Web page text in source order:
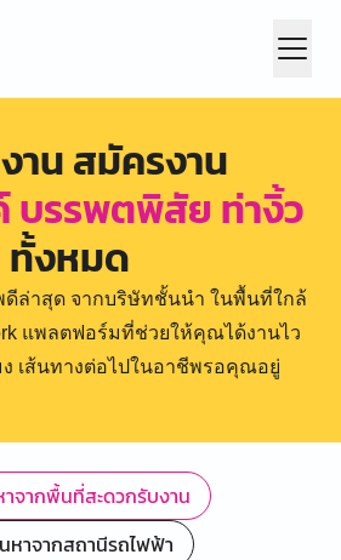
าน สมัครงาน
บรรพตพิสัย ท่างิ้ว
ทั้งหมด
ล่าสุด จากบริษัทชั้นนำ ในพื้นที่ใกล้
แพลตฟอร์มที่ช่วยให้คุณได้งานไว
ง เส้นทางต่อไปในอาชีพรอคุณอยู่
จากพื้นที่สะดวกรับงาน
หาจากสถานีรถไฟฟ้า